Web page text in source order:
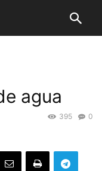
agua
0
395